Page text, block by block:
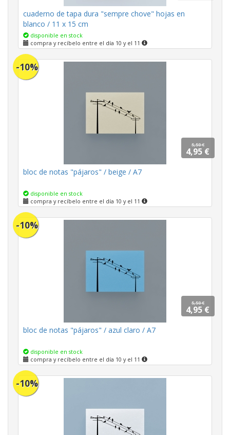
cuaderno de tapa dura "sempre chove" hojas en
blanco / 11 x 15 cm
disponible en stock
compra y recíbelo entre el día 10 y el 11
-10%
5,50 €
4,95 €
bloc de notas "pájaros" / beige / A7
disponible en stock
compra y recíbelo entre el día 10 y el 11
-10%
5,50 €
4,95 €
bloc de notas "pájaros" / azul claro / A7
disponible en stock
compra y recíbelo entre el día 10 y el 11
-10%